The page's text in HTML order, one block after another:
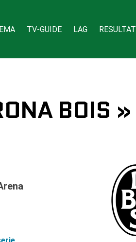
TV-GUIDE LAG RESULTAT
BOIS »